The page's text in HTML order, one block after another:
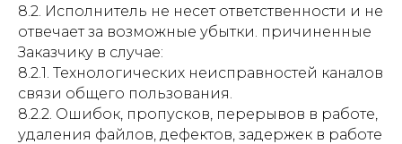
8.2. Исполнитель не несет ответственности и не
отвечает за возможные убытки. причиненные
Заказчику в случае:
8.2.1. Технологических неисправностей каналов
связи общего пользования.
8.2.2. Ошибок, пропусков, перерывов в работе,
удаления файлов, дефектов, задержек в работе